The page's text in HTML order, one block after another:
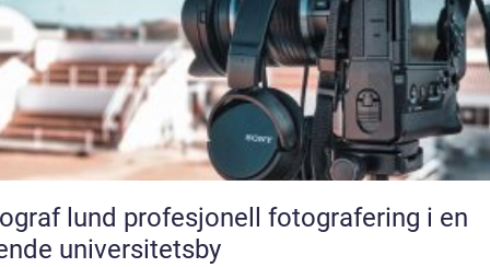
profesjonell fotografering i en
universitetsby